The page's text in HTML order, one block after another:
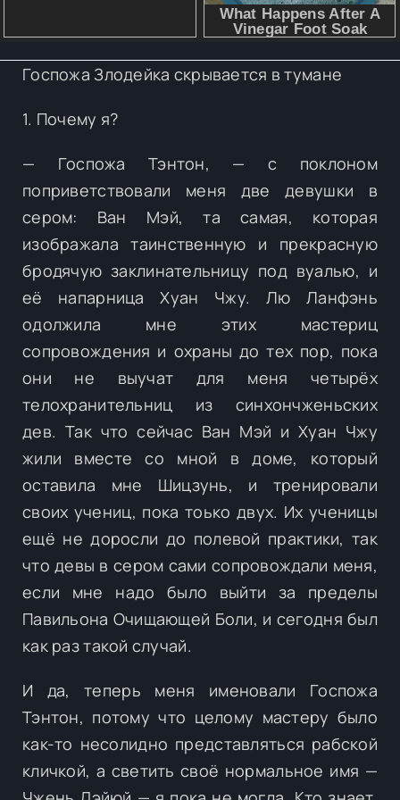
Госпожа Злодейка скрывается в тумане
1. Почему я?
— Госпожа Тэнтон, — с поклоном
поприветствовали меня две девушки в
сером: Ван Мэй, та самая, которая
изображала таинственную и прекрасную
бродячую заклинательницу под вуалью, и
её напарница Хуан Чжу. Лю Ланфэнь
одолжила мне этих мастериц
сопровождения и охраны до тех пор, пока
они не выучат для меня четырёх
телохранительниц из синхончженьских
дев. Так что сейчас Ван Мэй и Хуан Чжу
жили вместе со мной в доме, который
оставила мне Шицзунь, и тренировали
своих учениц, пока тоько двух. Их ученицы
ещё не доросли до полевой практики, так
что девы в сером сами сопровождали меня,
если мне надо было выйти за пределы
Павильона Очищающей Боли, и сегодня был
как раз такой случай.
И да, теперь меня именовали Госпожа
Тэнтон, потому что целому мастеру было
как-то несолидно представляться рабской
кличкой, а светить своё нормальное имя —